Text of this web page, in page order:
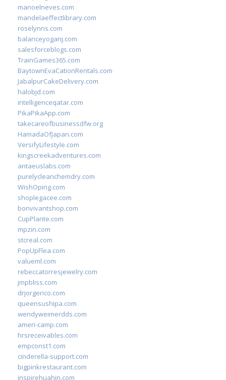
manoelneves.com
mandelaeffectlibrary.com
roselynns.com
balanceyoganj.com
salesforceblogs.com
TrainGames365.com
BaytownEvaCationRentals.com
JabalpurCakeDelivery.com
halobjd.com
intelligenceqatar.com
PikaPikaApp.com
takecareofbusinessdfw.org
HamadaOfJapan.com
VersifyLifestyle.com
kingscreekadventures.com
antaeuslabs.com
purelycleanchemdry.com
WishOping.com
shoplegacee.com
bonvivantshop.com
CupPlante.com
mpzin.com
stcreal.com
PopUpFlea.com
valueml.com
rebeccatorresjewelry.com
jmpbliss.com
drjorgerico.com
queensushipa.com
wendyweimerdds.com
ameri-camp.com
hrsreceivables.com
empconst1.com
cinderella-support.com
bigpinkrestaurant.com
inspirehuahin.com